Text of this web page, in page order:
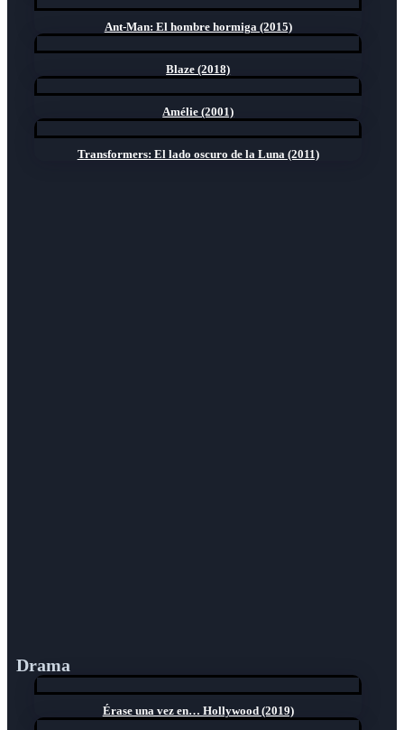
Ant-Man: El hombre hormiga (2015)
Blaze (2018)
Amélie (2001)
Transformers: El lado oscuro de la Luna (2011)
Drama
Érase una vez en… Hollywood (2019)